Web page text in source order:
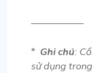
—————–
* Ghi chú:
sử dụng trong